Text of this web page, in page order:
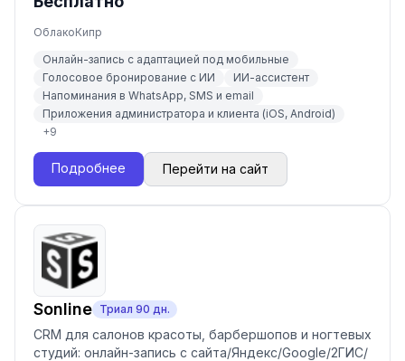
ОблакоКипр
Онлайн-запись с адаптацией под мобильные
Голосовое бронирование с ИИ
ИИ-ассистент
Напоминания в WhatsApp, SMS и email
Приложения администратора и клиента (iOS, Android)
+9
Подробнее Перейти на сайт
Sonline Триал 90 дн.
CRM для салонов красоты, барбершопов и ногтевых
студий: онлайн-запись с сайта/Яндекс/Google/2ГИС/